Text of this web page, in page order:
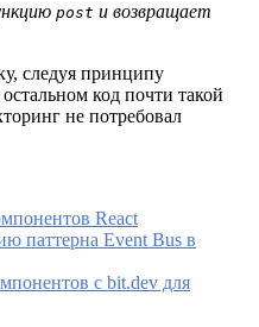
post и возвращает
следуя принципу
код почти такой
не потребовал
React
паттерна Event Bus в
с bit.dev для